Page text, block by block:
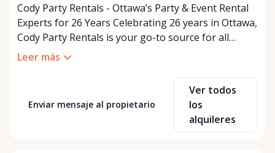
Cody Party Rentals - Ottawa’s Party & Event Rental
Experts for 26 Years Celebrating 26 years in Ottawa,
Cody Party Rentals is your go-to source for all
things party and event rentals. We’re proud to be a
At Cody Party Rentals, we believe in the power of
sharing—giving others the chance to rent out their
items and experience the benefits of renting. It’s
Leer más
Enviar mensaje al propietario
Ver todos
los
alquileres